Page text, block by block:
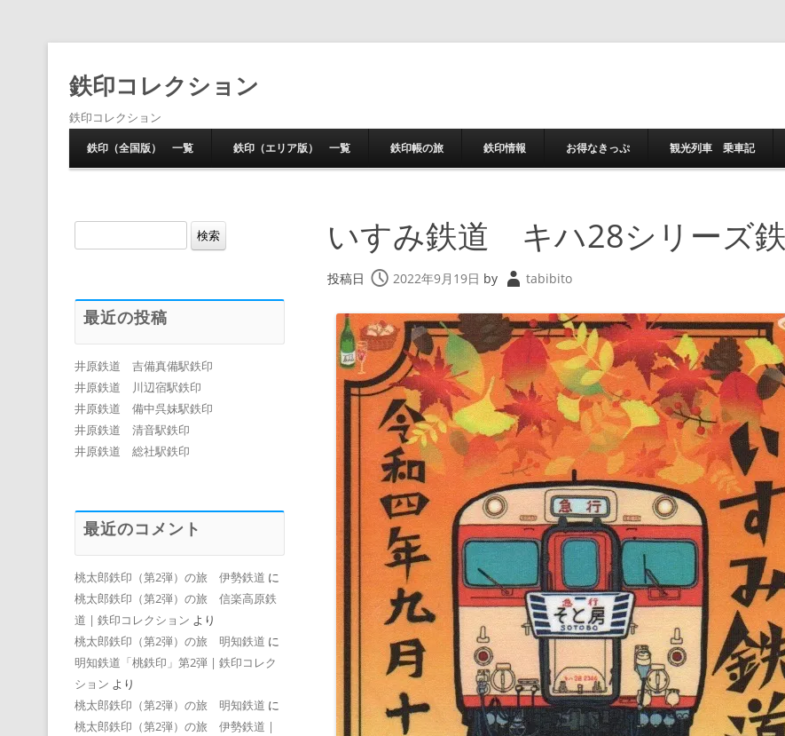
鉄印コレクション
鉄印コレクション
鉄印（全国版） 一覧 鉄印（エリア版） 一覧 鉄印帳の旅 鉄印情報 お得なきっぷ 観光列車 乗車記
いすみ鉄道 キハ28シリーズ
投稿日 2022年9月19日 by tabibito
索:
最近の投稿
井原鉄道 吉備真備駅鉄印
井原鉄道 川辺宿駅鉄印
井原鉄道 備中呉妹駅鉄印
井原鉄道 清音駅鉄印
井原鉄道 総社駅鉄印
最近のコメント
桃太郎鉄印（第2弾）の旅 伊勢鉄道 に
桃太郎鉄印（第2弾）の旅 信楽高原鉄
道 | 鉄印コレクション より
桃太郎鉄印（第2弾）の旅 明知鉄道 に
明知鉄道「桃鉄印」第2弾 | 鉄印コレク
ション より
桃太郎鉄印（第2弾）の旅 明知鉄道 に
桃太郎鉄印（第2弾）の旅 伊勢鉄道 |